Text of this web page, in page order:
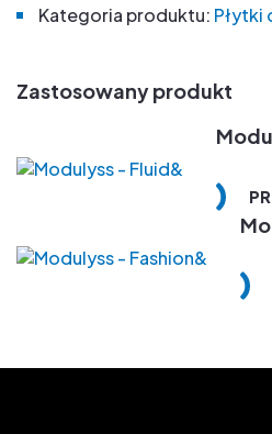
Kategoria produktu: Płytki
Zastosowany produkt